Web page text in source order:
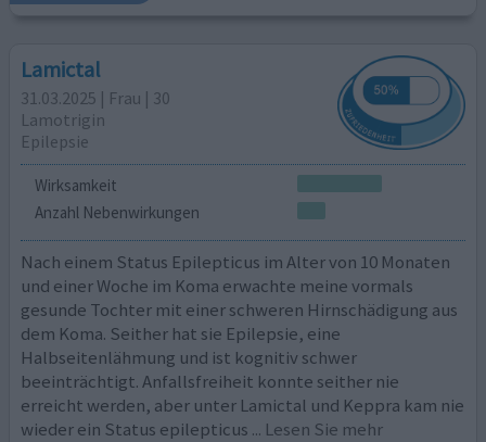
Lamictal
31.03.2025 | Frau | 30
Lamotrigin
Epilepsie
Wirksamkeit
Anzahl Nebenwirkungen
Nach einem Status Epilepticus im Alter von 10 Monaten
und einer Woche im Koma erwachte meine vormals
gesunde Tochter mit einer schweren Hirnschädigung aus
dem Koma. Seither hat sie Epilepsie, eine
Halbseitenlähmung und ist kognitiv schwer
beeinträchtigt. Anfallsfreiheit konnte seither nie
erreicht werden, aber unter Lamictal und Keppra kam nie
wieder ein Status epilepticus ... Lesen Sie mehr